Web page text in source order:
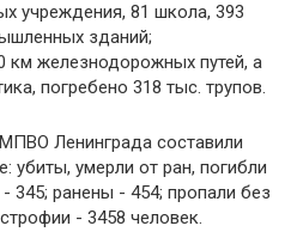
учреждения, 81 школа, 393
зданий;
км железнодорожных путей, а
погребено 318 тыс. трупов.
Ленинграда составили
убиты, умерли от ран, погибли
345; ранены - 454; пропали без
- 3458 человек.